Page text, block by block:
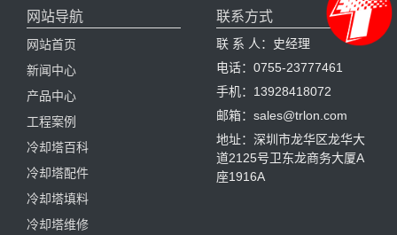
网站导航
网站首页
新闻中心
产品中心
工程案例
冷却塔百科
冷却塔配件
冷却塔填料
冷却塔维修
联系方式
联 系 人：史经理
电话：0755-23777461
手机：13928418072
邮箱：sales@trlon.com
地址：深圳市龙华区龙华大
道2125号卫东龙商务大厦A
座1916A